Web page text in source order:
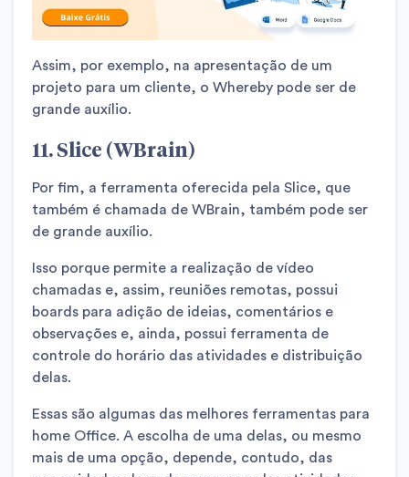
Assim, por exemplo, na apresentação de um
projeto para um cliente, o Whereby pode ser de
grande auxílio.
11. Slice (WBrain)
Por fim, a ferramenta oferecida pela Slice, que
também é chamada de WBrain, também pode ser
de grande auxílio.
Isso porque permite a realização de vídeo
chamadas e, assim, reuniões remotas, possui
boards para adição de ideias, comentários e
observações e, ainda, possui ferramenta de
controle do horário das atividades e distribuição
delas.
Essas são algumas das melhores ferramentas para
home Office. A escolha de uma delas, ou mesmo
mais de uma opção, depende, contudo, das